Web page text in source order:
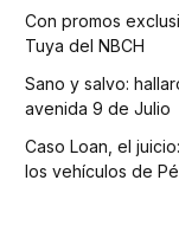
Con promos
Tuya del NBCH
Sano y salvo:
avenida 9 de Julio
Caso Loan, el
los vehículos de